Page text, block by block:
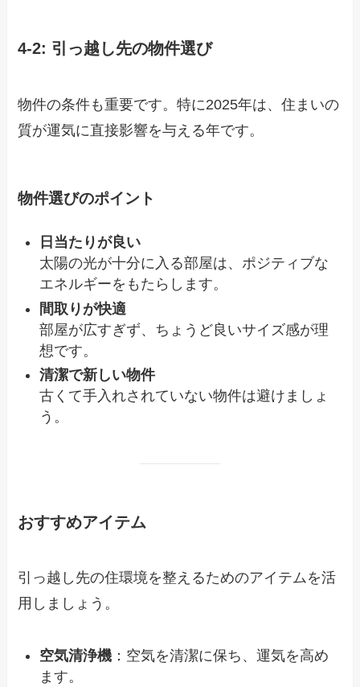
4-2: 引っ越し先の物件選び
物件の条件も重要です。特に2025年は、住まいの
質が運気に直接影響を与える年です。
物件選びのポイント
日当たりが良い
太陽の光が十分に入る部屋は、ポジティブな
エネルギーをもたらします。
間取りが快適
部屋が広すぎず、ちょうど良いサイズ感が理
想です。
清潔で新しい物件
古くて手入れされていない物件は避けましょ
う。
おすすめアイテム
引っ越し先の住環境を整えるためのアイテムを活
用しましょう。
空気清浄機 ：空気を清潔に保ち、運気を高め
ます。